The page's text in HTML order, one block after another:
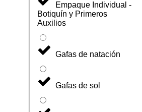
Empaque Individual -
Botiquín y Primeros
Auxilios
Gafas de natación
Gafas de sol